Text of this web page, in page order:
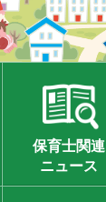
保育士関連
ニュース